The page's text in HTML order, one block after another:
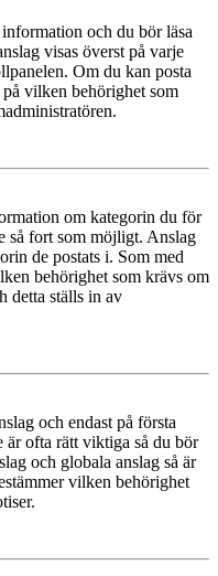
och du bör läsa
visas överst på varje
Om du kan posta
vilken behörighet som
om kategorin du för
så fort som möjligt. Anslag
de postats i. Som med
behörighet som krävs om
detta ställs in av
och endast på första
är ofta rätt viktiga så du bör
och globala anslag så är
vilken behörighet